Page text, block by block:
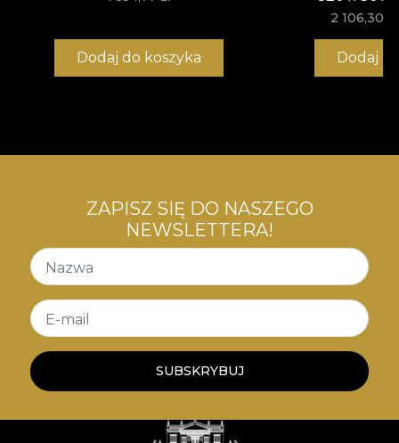
Dodaj do koszyka
2 106,30 zł
Dodaj
ZAPISZ SIĘ DO NASZEGO
NEWSLETTERA!
Nazwa
E-mail
SUBSKRYBUJ